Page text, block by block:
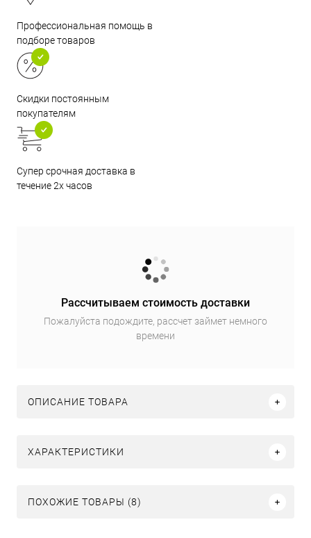
Профессиональная помощь в
подборе товаров
Скидки постоянным
покупателям
Супер срочная доставка в
течение 2х часов
Рассчитываем стоимость доставки
Пожалуйста подождите, рассчет займет немного
времени
ОПИСАНИЕ ТОВАРА
ХАРАКТЕРИСТИКИ
ПОХОЖИЕ ТОВАРЫ (8)